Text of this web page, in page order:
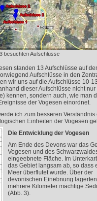
besuchten Aufschlüsse
standen 13 Aufschlüsse auf
Aufschlüsse in den
wir uns auf die Aufschlüsse 10-
dieser Aufschlüsse nicht nur
kennen, sondern auch, wie man
der Vogesen einordnet.
ich zum besseren Verständnis
Einheiten der Vogesen
Die Entwicklung der Vogesen
Am Ende des Devons war das
Vogesen und des
eingeebnete Fläche. Im
das Gebiet langsam ab, so dass
Meer überflutet wurde. Über der
devonischen Einebnung
mehrere Kilometer mächtige
(Abb. 3).